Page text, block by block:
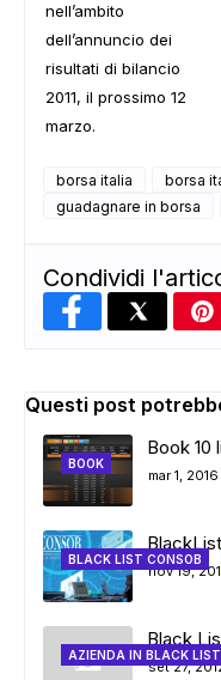
nell’ambito
dell’annuncio dei
risultati di bilancio
2011, il prossimo 12
marzo.
borsa italia borsa
guadagnare in borsa
Condividi
Questi post
BOOK
Book 10
mar 1, 2016
BLACK LIST CONSOB
nov 19,
AZIENDA IN BLACK LIST
Black
set 27,